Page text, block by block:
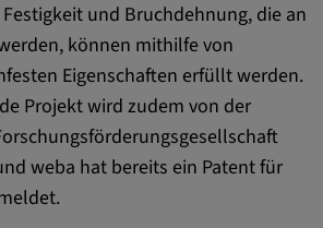
und Bruchdehnung, die an
können mithilfe von
Eigenschaften erfüllt werden.
Projekt wird zudem von der
weba hat bereits ein Patent für
Cookie werden die Präferenzen
Informationen des Nutzers